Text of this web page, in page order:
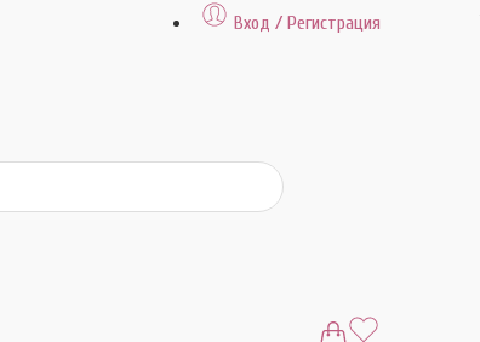
Вход / Регистрация